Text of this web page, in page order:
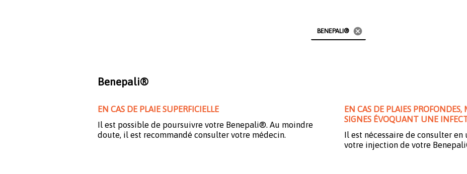
BENEPALI® cancel
Benepali®
EN CAS DE PLAIE SUPERFICIELLE
Il est possible de poursuivre votre Benepali®. Au moindre
doute, il est recommandé consulter votre médecin.
EN CAS DE PLAIES
SIGNES ÉVOQUANT UNE
Il est nécessaire de consulter en
votre injection de votre